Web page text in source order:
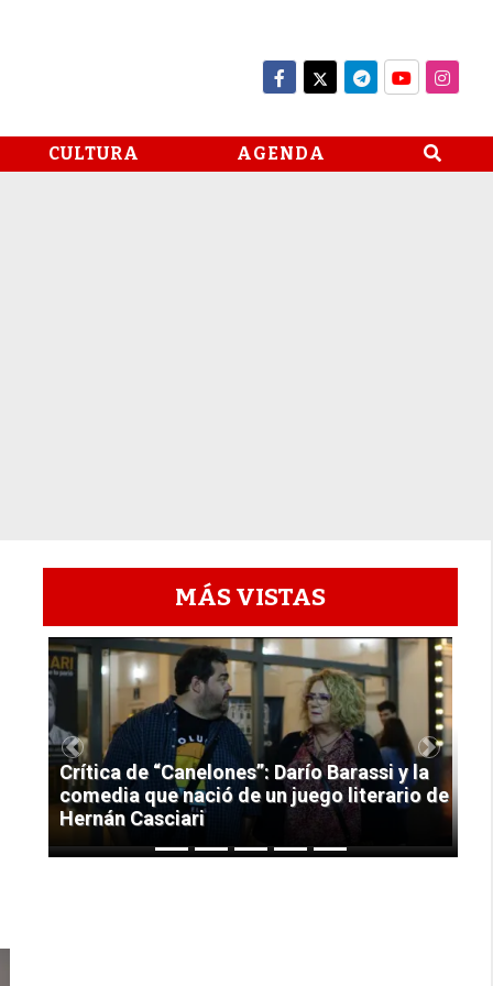
CULTURA AGENDA
MÁS VISTAS
1
Crítica de “Canelones”: Darío Barassi y la
comedia que nació de un juego literario de
Hernán Casciari
Previous Next